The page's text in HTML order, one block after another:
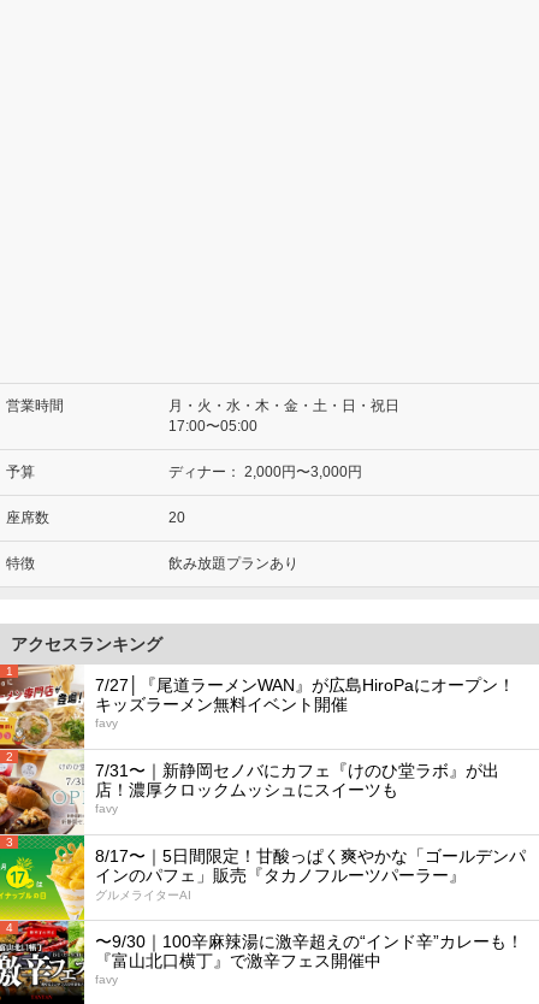
営業時間
月・火・水・木・金・土・日・祝日
17:00〜05:00
予算 ディナー： 2,000円〜3,000円
座席数 20
特徴 飲み放題プランあり
アクセスランキング
1
7/27│『尾道ラーメンWAN』が広島HiroPaにオープン！
キッズラーメン無料イベント開催
favy
2
7/31〜｜新静岡セノバにカフェ『けのひ堂ラボ』が出
店！濃厚クロックムッシュにスイーツも
favy
3
8/17〜｜5日間限定！甘酸っぱく爽やかな「ゴールデンパ
インのパフェ」販売『タカノフルーツパーラー』
グルメライターAI
4
〜9/30｜100辛麻辣湯に激辛超えの“インド辛”カレーも！
『富山北口横丁』で激辛フェス開催中
favy